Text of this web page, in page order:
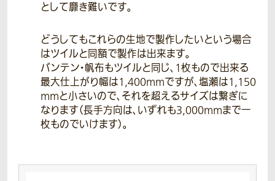
として靡き難いです。
どうしてもこれらの生地で製作したいという場合
はツイルと同額で製作は出来ます。
バンテン・帆布もツイルと同じ、1枚もので出来る
最大仕上がり幅は1,400mmですが、塩瀬は1,150
mmと小さいので、それを超えるサイズは繋ぎに
なります（長手方向は、いずれも3,000mmまで一
枚ものでいけます）。